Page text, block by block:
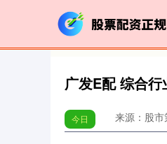
广发E配 综合
今日 来源：股市